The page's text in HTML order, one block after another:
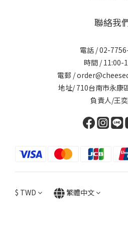
聯絡我
電話 / 02-
時間 / 11:00-
電郵 /
地址/ 710台南市永康
負責人/王
$ TWD 繁體中文